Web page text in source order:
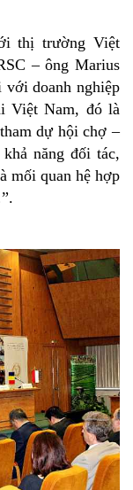
thị trường Việt
– ông Marius
doanh nghiệp
Việt Nam, đó là
dự hội chợ –
năng đối tác,
mối quan hệ hợp